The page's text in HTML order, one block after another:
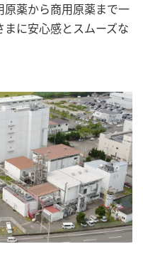
原薬から商用原薬まで一
に安心感とスムーズな